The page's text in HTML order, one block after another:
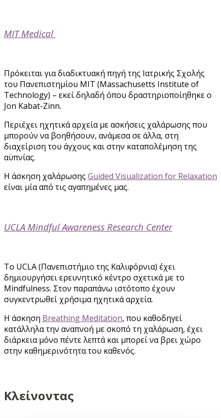
MIT Medical
Πρόκειται για διαδικτυακή πηγή της Ιατρικής Σχολής
του Πανεπιστημίου MIT (Massachusetts Institute of
Technology) – εκεί δηλαδή όπου δραστηριοποίηθηκε ο
Jon Kabat-Zinn.
Περιέχει ηχητικά αρχεία με ασκήσεις χαλάρωσης που
μπορούν να βοηθήσουν, ανάμεσα σε άλλα, στη
διαχείριση του άγχους και στην καταπολέμηση της
αϋπνίας.
Η άσκηση χαλάρωσης Guided Visualization for Relaxation
είναι μία από τις αγαπημένες μας.
UCLA Mindful Awareness Research Center
To UCLA (Πανεπιστήμιο της Καλιφόρνια) έχει
δημιουργήσει ερευνητικό κέντρο σχετικά με το
Mindfulness. Στον παραπάνω ιστότοπο έχουν
συγκεντρωθεί χρήσιμα ηχητικά αρχεία.
Η άσκηση Breathing Meditation, που καθοδηγεί
κατάλληλα την αναπνοή με σκοπό τη χαλάρωση, έχει
διάρκεια μόνο πέντε λεπτά και μπορεί να βρει χώρο
στην καθημερινότητα του καθενός.
Κλείνοντας